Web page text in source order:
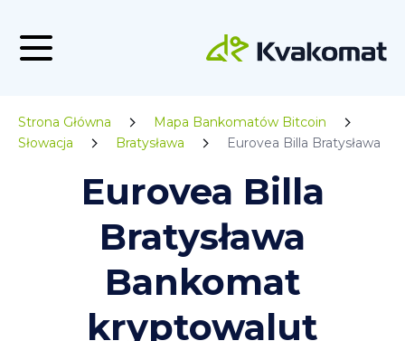
Strona Główna
Mapa Bankomatów Bitcoin
Słowacja
Bratysława Eurovea Billa Bratysława
Eurovea Billa
Bratysława
Bankomat
kryptowalut